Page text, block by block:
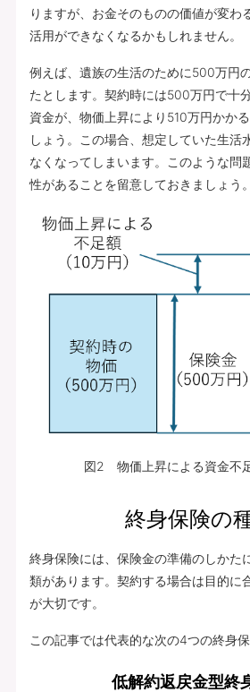
りますが、お金そのものの価値が変わ
活用ができなくなるかもしれません。
例えば、遺族の生活のために500万円
たとします。契約時には500万円で十
資金が、物価上昇により510万円かか
しょう。この場合、想定していた生活
なくなってしまいます。このような問
性があることを留意しておきましょう。
図2 物価上昇による資金不
終身保険の
終身保険には、保険金の準備のしかた
類があります。契約する場合は目的に
が大切です。
この記事では代表的な次の4つの終身保
低解約返戻金型終